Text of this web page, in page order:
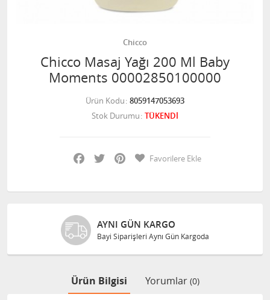
Chicco
Chicco Masaj Yağı 200 Ml Baby
Moments 00002850100000
Ürün Kodu 8059147053693
Stok Durumu TÜKENDİ
Facebook
Twitter PinterestFavorilere Ekle
AYNI GÜN KARGO
Bayi Siparişleri Aynı Gün Kargoda
Ürün Bilgisi Yorumlar (0)